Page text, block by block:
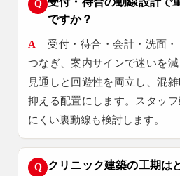
Q
ですか？
A
受付・待合・会計・洗面
つなぎ、案内サインで迷いを減
見通しと回遊性を両立し、混
抑える配置にします。スタッ
にくい裏動線も検討します。
Q
クリニック建築の工期は